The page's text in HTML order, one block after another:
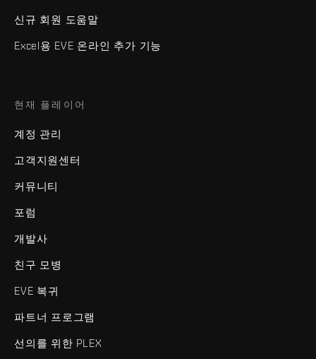
신규 회원 도움말
Excel용 EVE 온라인 추가 기능
현재 플레이어
계정 관리
고객지원센터
커뮤니티
포럼
개발사
친구 모병
EVE 복귀
파트너 프로그램
선의를 위한 PLEX